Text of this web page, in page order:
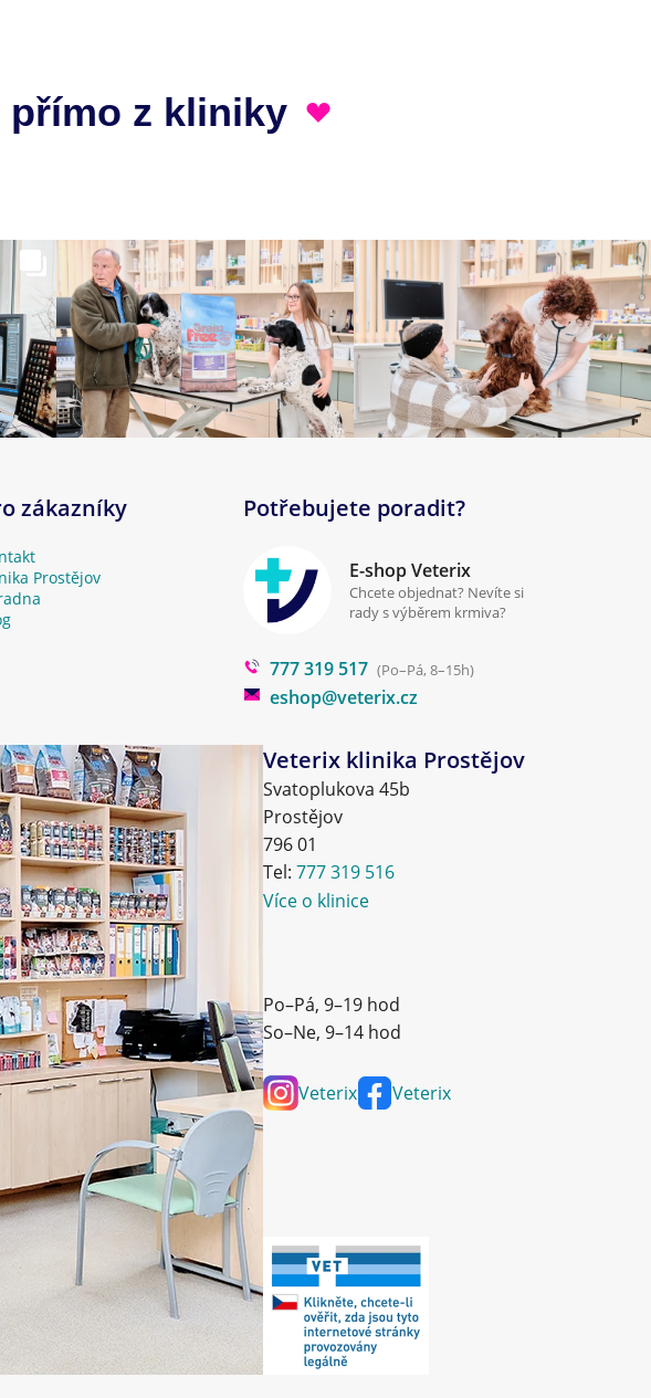
přímo z kliniky
zákazníky
Prostějov
Potřebujete poradit?
E-shop Veterix
Chcete objednat? Nevíte si
rady s výběrem krmiva?
777 319 517 (Po–Pá, 8–15h)
eshop@veterix.cz
Veterix klinika Prostějov
Svatoplukova 45b
Prostějov
796 01
Tel: 777 319 516
Více o klinice
Po–Pá, 9–19 hod
So–Ne, 9–14 hod
Veterix Veterix